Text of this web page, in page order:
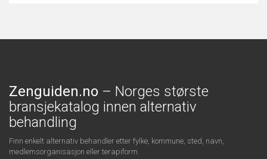
Zenguiden.no – Norges største
bransjekatalog innen alternativ
behandling
Finn enkelt alternativ behandler etter fylke, kommune, sted, navn,
medlemsorganisasjon eller terapiform.